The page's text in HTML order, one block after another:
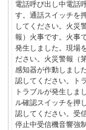
電話呼び出し中電話
す。通話スイッチを
してください。火災
報）火事です。火事
発生しました。現場
ださい。火災警報（
感知器が作動しまし
認してください。ト
トラブルが発生しま
ル確認スイッチを押
認してください。受
停止中受信機音響強